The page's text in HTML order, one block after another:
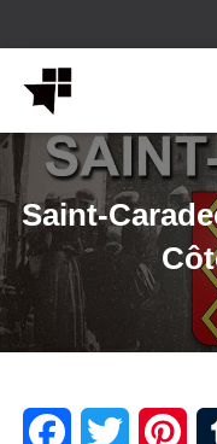
Saint-